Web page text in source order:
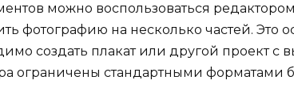
можно воспользоваться
фотографию на несколько частей. Это
создать плакат или другой проект
ограничены стандартными форматами